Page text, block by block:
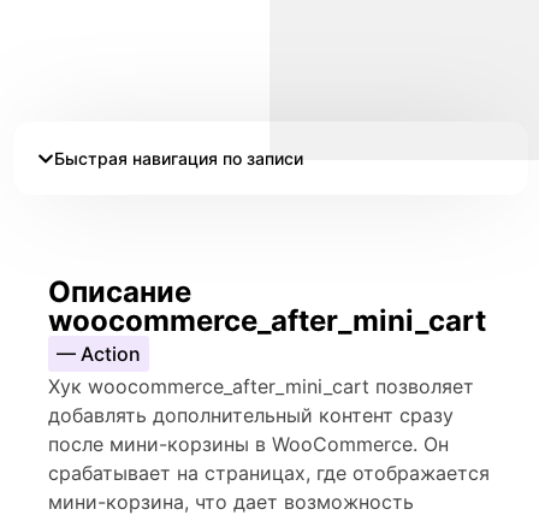
Быстрая навигация по записи
Описание
woocommerce_after_mini_cart
— Action
Хук woocommerce_after_mini_cart позволяет
добавлять дополнительный контент сразу
после мини-корзины в WooCommerce. Он
срабатывает на страницах, где отображается
мини-корзина, что дает возможность